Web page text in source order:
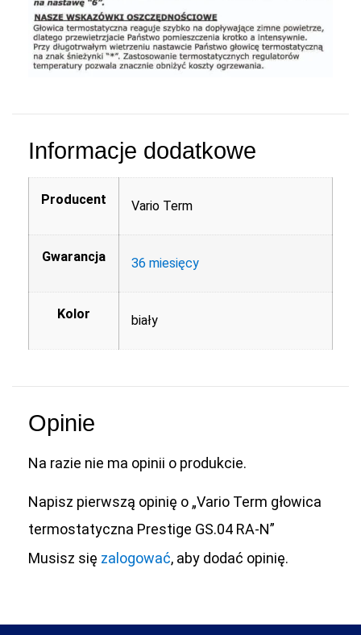
Informacje dodatkowe
Producent Vario Term
Gwarancja 36 miesięcy
Kolor biały
Opinie
Na razie nie ma opinii o produkcie.
Napisz pierwszą opinię o „Vario Term głowica
termostatyczna Prestige GS.04 RA-N”
Musisz się zalogować, aby dodać opinię.